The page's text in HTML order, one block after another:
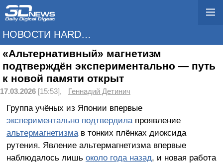
НОВОСТИ HARDWARE
«Альтернативный» магнетизм
подтверждён экспериментально — путь
к новой памяти открыт
17.03.2026 [15:53], Геннадий Детинич
Группа учёных из Японии впервые
экспериментально подтвердилапроявление
альтермагнетизмав тонких плёнках диоксида
рутения. Явление альтермагнетизма впервые
наблюдалось лишь около года назад, и новая работа